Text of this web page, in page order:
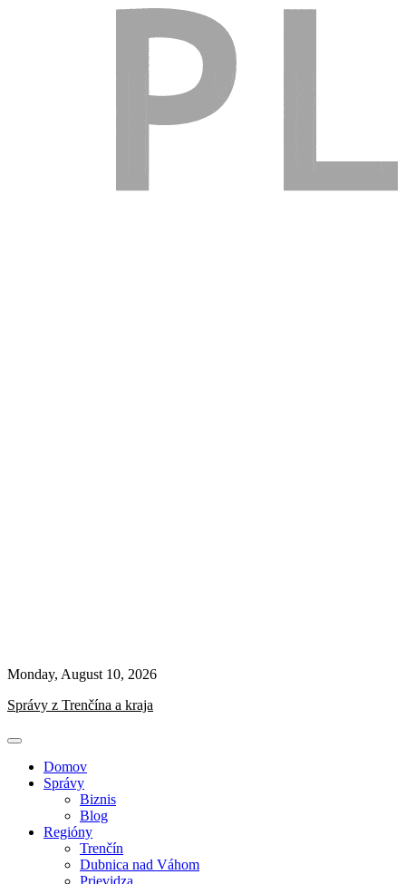
Monday, August 10, 2026
Správy z Trenčína a kraja
Domov
Správy
Biznis
Blog
Regióny
Trenčín
Dubnica nad Váhom
Prievidza